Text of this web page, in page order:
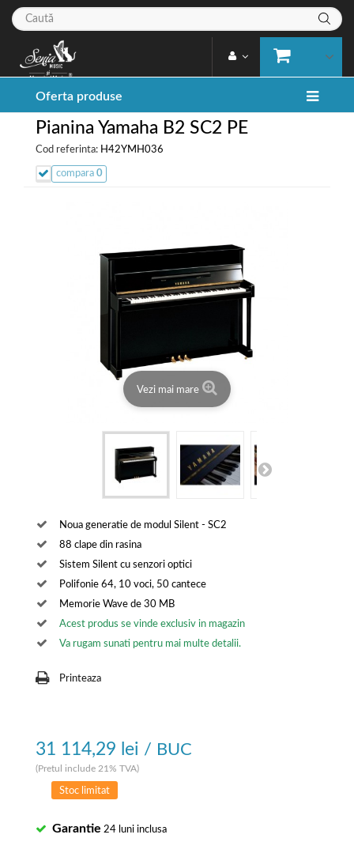
Oferta produse
Pianina Yamaha B2 SC2 PE
Cod referinta: H42YMH036
compara 0
Vezi mai mare
Noua generatie de modul Silent - SC2
88 clape din rasina
Sistem Silent cu senzori optici
Polifonie 64, 10 voci, 50 cantece
Memorie Wave de 30 MB
Acest produs se vinde exclusiv in magazin
Va rugam sunati pentru mai multe detalii.
Printeaza
31 114,29 lei / BUC
(Pretul include 21% TVA)
Stoc limitat
Garantie 24 luni inclusa